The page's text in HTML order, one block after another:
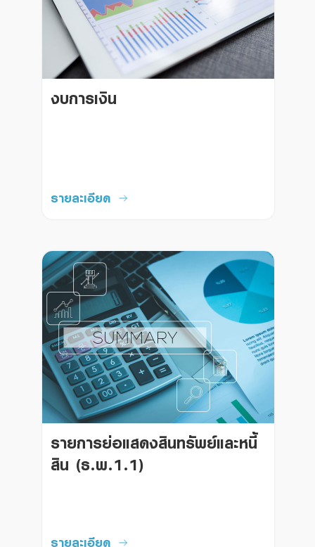
งบการเงิน
รายละเอียด
รายการย่อแสดงสินทรัพย์และหนี้
สิน (ธ.พ.1.1)
รายละเอียด